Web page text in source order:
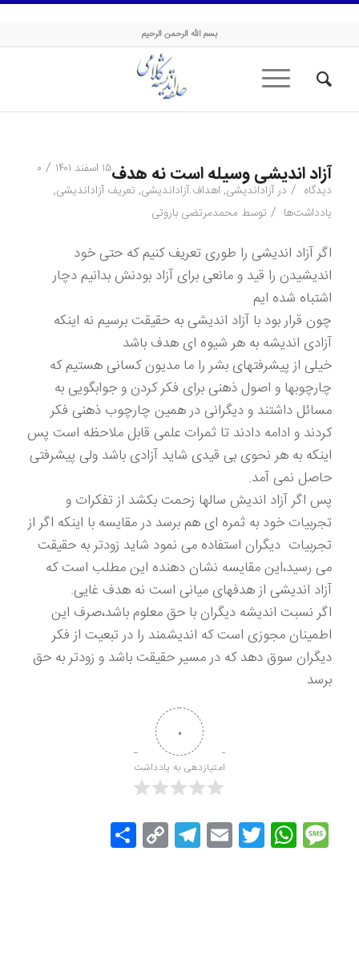
حلقه اندیشه کلامی
بسم الله الرحمن الرحیم
آزاد اندیشی وسیله است نه هدف۱۵ اسفند ۱۴۰۱ / ۰
دیدگاه / در آزاداندیشی, اهداف آزاداندیشی, تعریف آزاداندیشی,
یادداشت‌ها / توسط محمدمرتضی باروتی
اگر آزاد اندیشی را طوری تعریف کنیم که حتی خود
اندیشیدن را قید و مانعی برای آزاد بودنش بدانیم دچار
اشتباه شده ایم
چون قرار بود با آزاد اندیشی به حقیقت برسیم نه اینکه
آزادی اندیشه به هر شیوه ای هدف باشد
خیلی از پیشرفتهای بشر را ما مدیون کسانی هستیم که
چارچوبها و اصول ذهنی برای فکر کردن و جوابگویی به
مسائل داشتند و دیگرانی در همین چارچوب ذهنی فکر
کردند و ادامه دادند تا ثمرات علمی قابل ملاحظه است پس
اینکه به هر نحوی بی قیدی شاید آزادی باشد ولی پیشرفتی
حاصل نمی آمد.
پس اگر آزاد اندیش سالها زحمت بکشد از تفکرات و
تجربیات خود به ثمره ای هم برسد در مقایسه با اینکه اگر از
تجربیات دیگران استفاده می نمود شاید زودتر به حقیقت
می رسید،این مقایسه نشان دهنده این مطلب است که
آزاد اندیشی از هدفهای میانی است نه هدف غایی.
اگر نسبت اندیشه دیگران با حق معلوم باشد،صرف این
اطمینان مجوزی است که اندیشمند را در تبعیت از فکر
دیگران سوق دهد که در مسیر حقیقت باشد و زودتر به حق
برسد
۰
امتیازدهی به یادداشت
Message
WhatsApp
Twitter
Email
Telegram
Copy
Link
اشتراک
گذاری